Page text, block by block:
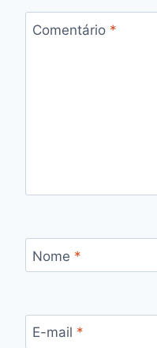
Comentário *
Nome *
E-mail *